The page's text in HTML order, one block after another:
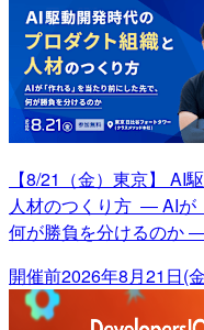
【8/21（金）東京】 AI
人材のつくり方 ― AIが
何が勝負を分けるのか
開催前2026年8月21日(